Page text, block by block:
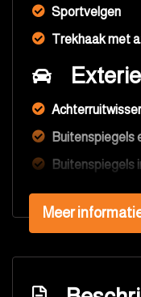
Sportvelgen
Trekhaak met
Achterruitwisser
Buitenspiegels
Buitenspiegels
Buitenspiegels
Bumpers in
Meer